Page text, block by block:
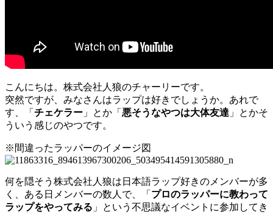
こんにちは。株式会社人狼のチャーリーです。
突然ですが、みなさんはラップは好きでしょうか。あれで
す、「 チェケラー 」とか「 悪そうなやつは大体友達 」とかそ
ういう感じのやつです。
※間違ったラッパーのイメージ図
何を隠そう株式会社人狼は日本語ラップ好きのメンバーが多
く、ある日メンバーの数人で、「 プロのラッパーに教わって
ラップをやってみる 」という不思議なイベントに参加してき